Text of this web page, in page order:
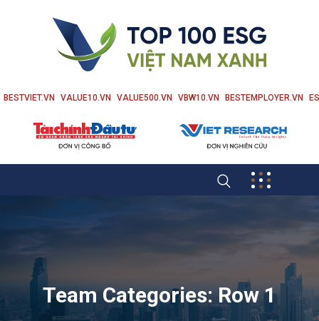
BESTVIET.VN VALUE10.VN VALUE500.VN VBW10.VN BESTEMPLOYER.VN
Team Categories:Row 1